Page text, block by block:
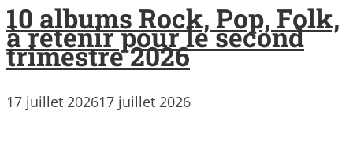
10 albums Rock, Pop, Folk,
à retenir pour le second
trimestre 2026
17 juillet 202617 juillet 2026